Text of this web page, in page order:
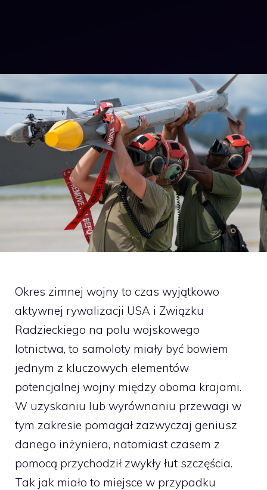
Okres zimnej wojny to czas wyjątkowo
aktywnej rywalizacji USA i Związku
Radzieckiego na polu wojskowego
lotnictwa, to samoloty miały być bowiem
jednym z kluczowych elementów
potencjalnej wojny między oboma krajami.
W uzyskaniu lub wyrównaniu przewagi w
tym zakresie pomagał zazwyczaj geniusz
danego inżyniera, natomiast czasem z
pomocą przychodził zwykły łut szczęścia.
Tak jak miało to miejsce w przypadku